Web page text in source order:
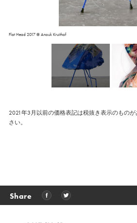
Flat Head 2017 © Anouk Kruithof
2021年3月以前の価格表記は税抜き表示のもの
さい。
Share